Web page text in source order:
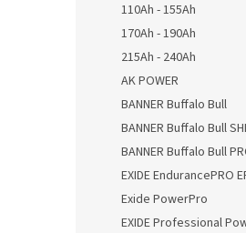
110Ah - 155Ah
170Ah - 190Ah
215Ah - 240Ah
AK POWER
BANNER Buffalo Bull
BANNER Buffalo Bull
BANNER Buffalo Bull
EXIDE EndurancePRO
Exide PowerPro
EXIDE Professional